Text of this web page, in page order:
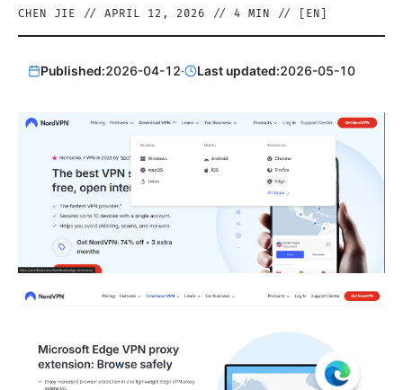
CHEN JIE // APRIL 12, 2026 // 4 MIN // [ EN
Published:2026-04-12· Last updated:2026-05-10